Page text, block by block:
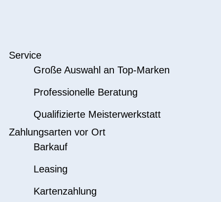
Service
Große Auswahl an Top-Marken
Professionelle Beratung
Qualifizierte Meisterwerkstatt
Zahlungsarten vor Ort
Barkauf
Leasing
Kartenzahlung